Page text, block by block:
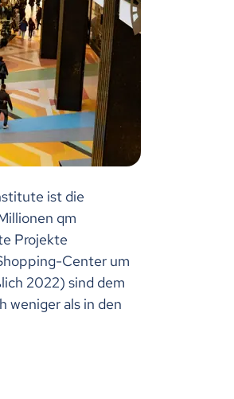
ist die
qm
Projekte
Center um
2022) sind dem
weniger als in den